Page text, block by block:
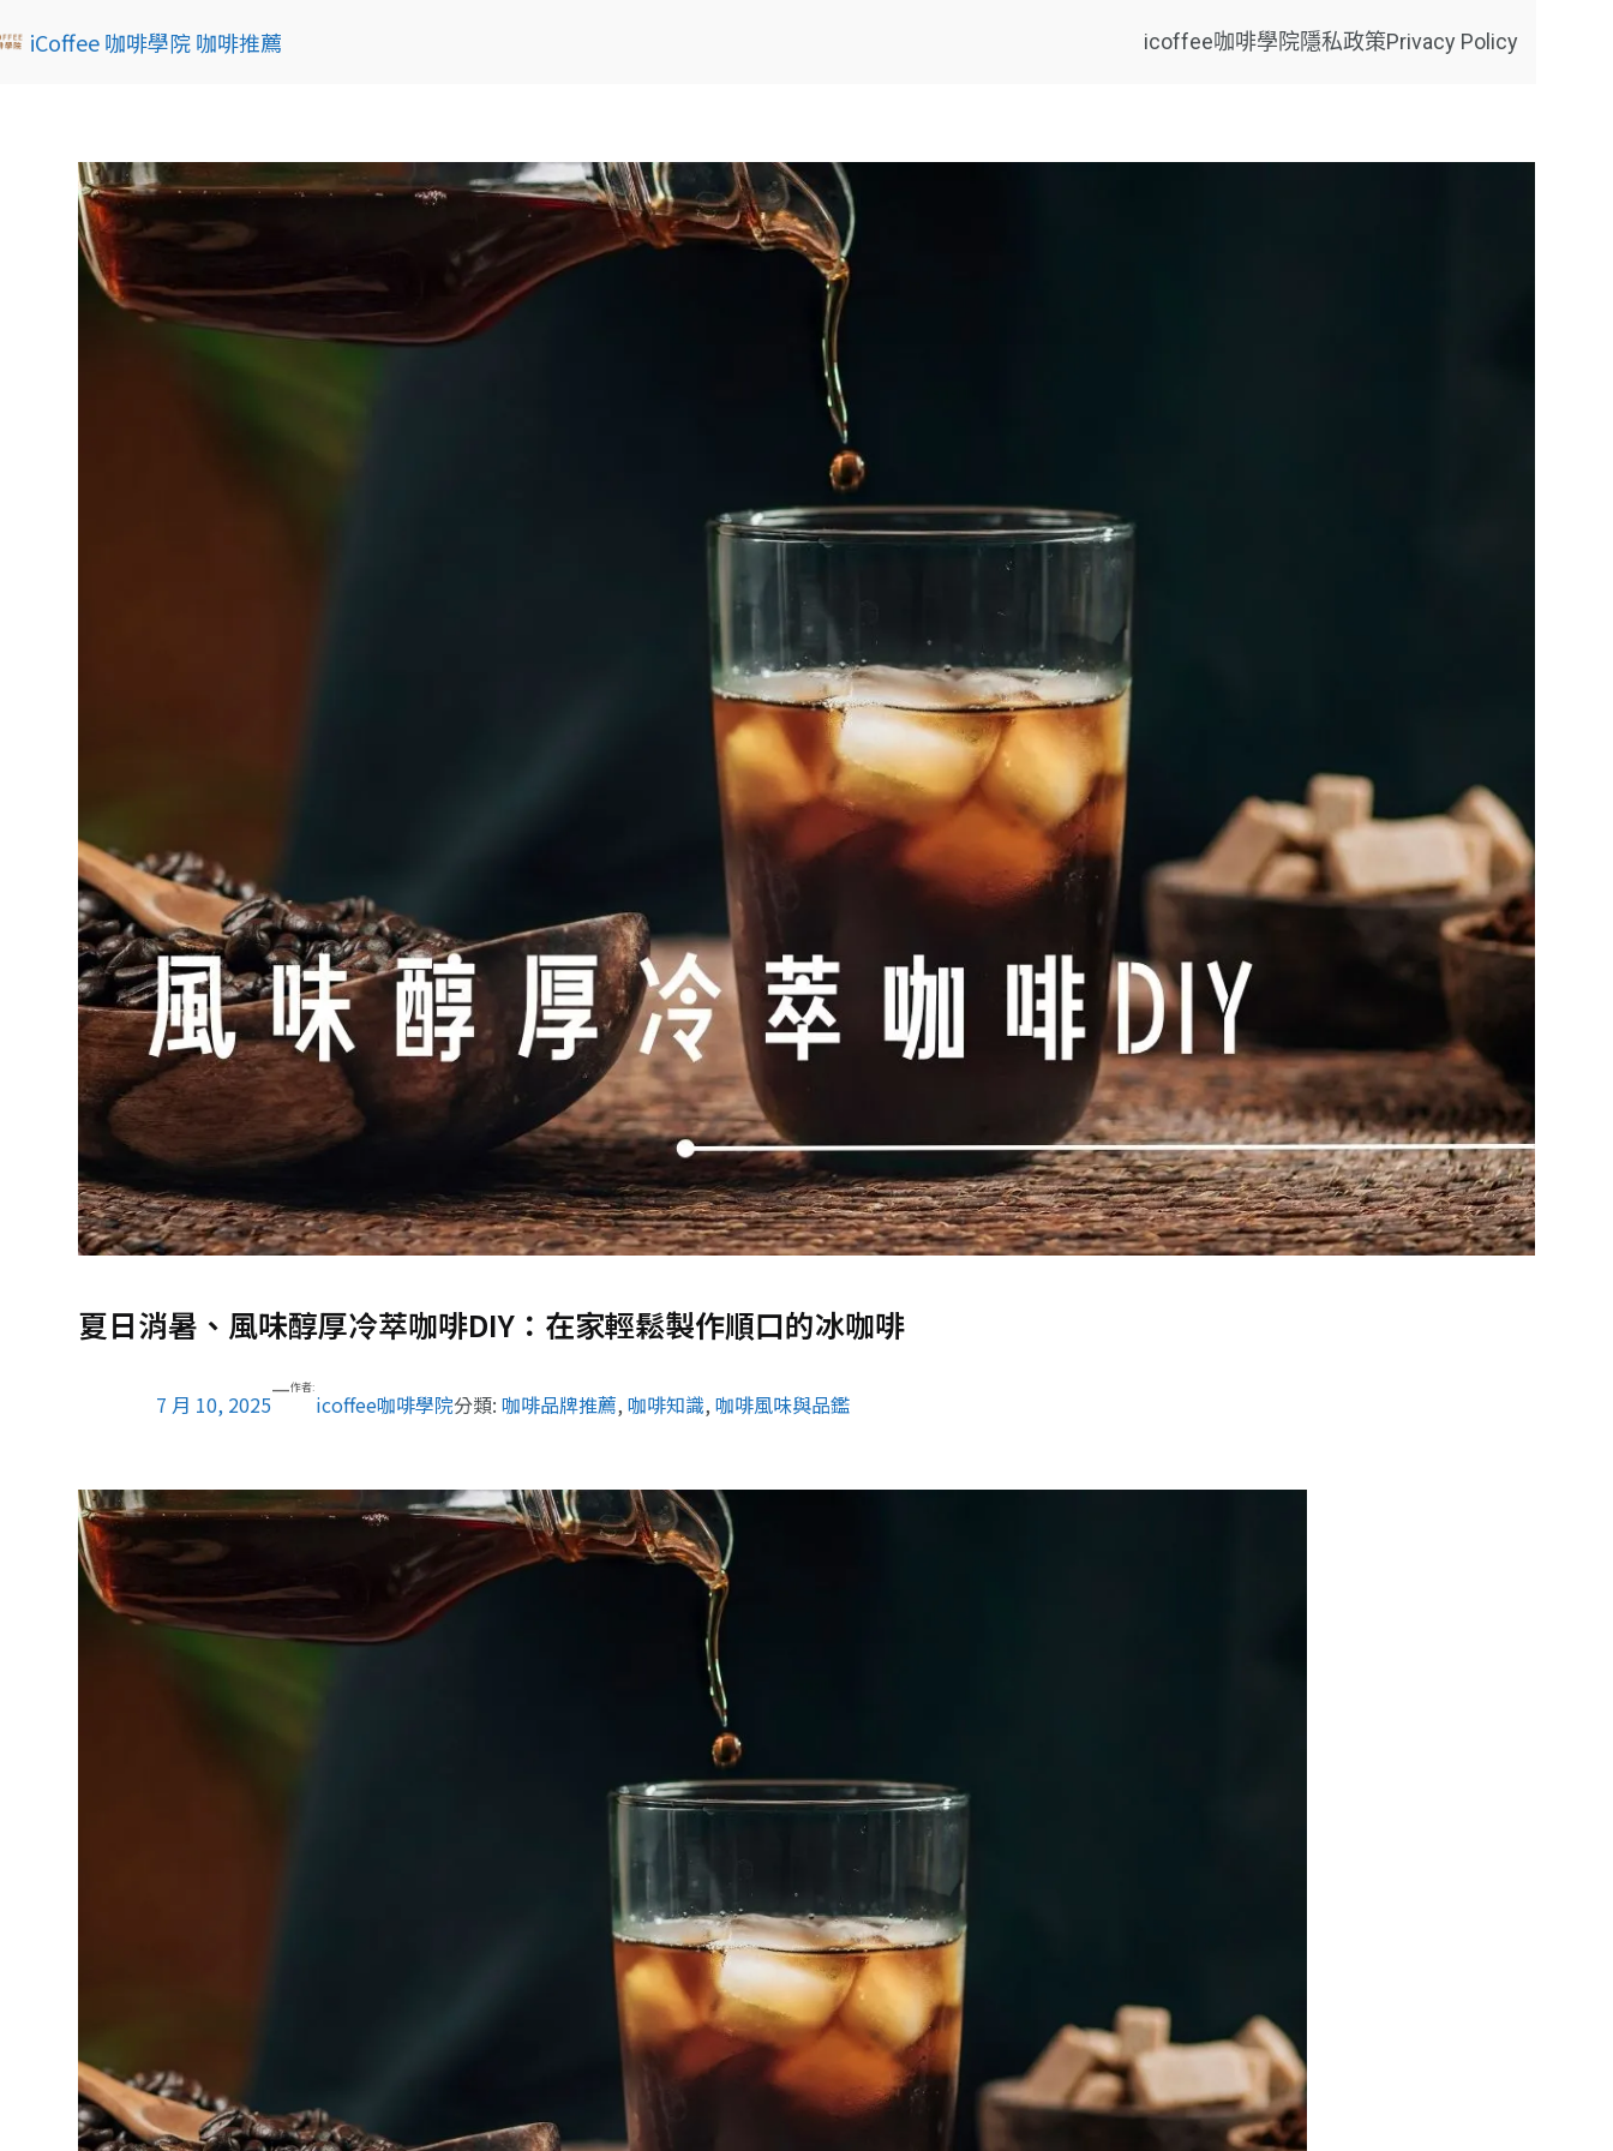
iCoffee 咖啡學院 咖啡推薦 icoffee咖啡學院隱私政策Privacy Policy
夏日消暑、風味醇厚冷萃咖啡DIY：在家輕鬆製作順口的冰咖啡
7 月 10, 2025
—作者:
icoffee咖啡學院分類: 咖啡品牌推薦, 咖啡知識, 咖啡風味與品鑑